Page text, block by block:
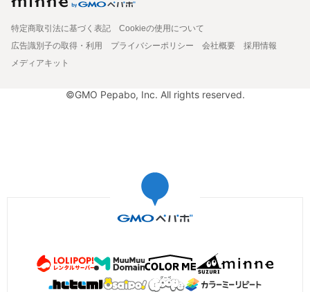
特定商取引法に基づく表記
Cookieの使用について
広告識別子の取得・利用
プライバシーポリシー 会社概要
採用情報
メディアキット
©GMO Pepabo, Inc. All rights reserved.